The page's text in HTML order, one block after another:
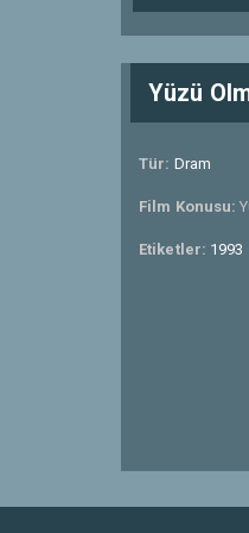
Yüzü
Tür: Dram
Film Konusu:
Etiketler: 1993